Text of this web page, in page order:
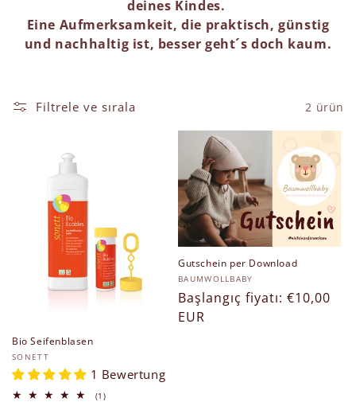
y
deines Kindes.
Eine Aufmerksamkeit, die praktisch, günstig
und nachhaltig ist, besser geht´s doch kaum.
Filtrele ve sırala 2 ürün
Bio Seifenblasen
Satıcı:
SONETT
1 Bewertung
(1)1
Gutschein per Download
Satıcı:
BAUMWOLLBABY
Normal
fiyat
Başlangıç fiyatı: €10,00
EUR